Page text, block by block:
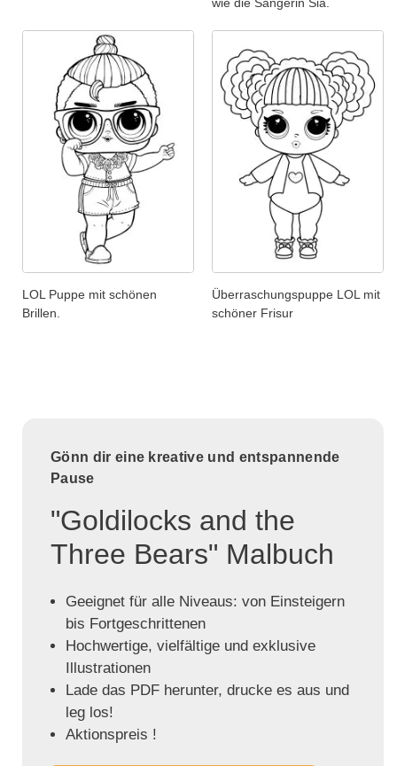
wie die Sängerin Sia.
LOL Puppe mit schönen
Brillen.
Überraschungspuppe LOL mit
schöner Frisur
Gönn dir eine kreative und entspannende
Pause
"Goldilocks and the
Three Bears" Malbuch
Geeignet für alle Niveaus: von Einsteigern
bis Fortgeschrittenen
Hochwertige, vielfältige und exklusive
Illustrationen
Lade das PDF herunter, drucke es aus und
leg los!
Aktionspreis !